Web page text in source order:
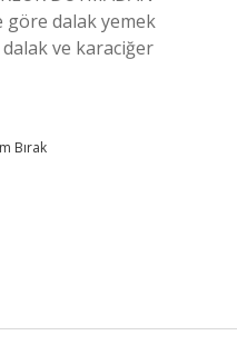
göre dalak yemek
dalak ve karaciğer
Bırak